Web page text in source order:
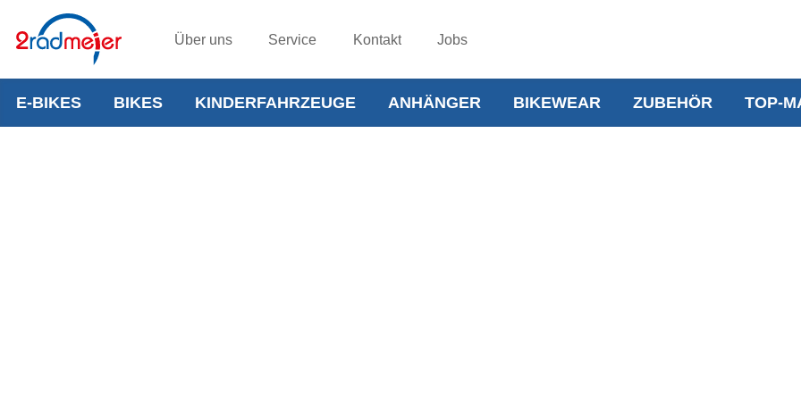
Über uns Service Kontakt Jobs
E-BIKES BIKES KINDERFAHRZEUGE ANHÄNGER BIKEWEAR ZUBEHÖR TOP-